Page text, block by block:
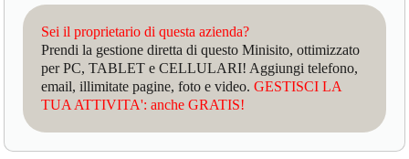
Sei il proprietario di questa azienda?
Prendi la gestione diretta di questo Minisito, ottimizzato
per PC, TABLET e CELLULARI! Aggiungi telefono,
email, illimitate pagine, foto e video.GESTISCI LA
TUA ATTIVITA': anche GRATIS!